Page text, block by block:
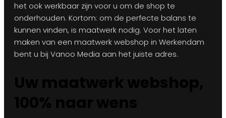
het ook werkbaar zijn voor u om de shop te
onderhouden. Kortom: om de perfecte balans te
kunnen vinden, is maatwerk nodig. Voor het laten
maken van een maatwerk webshop in Werkendam
bent u bij Vanoo Media aan het juiste adres.